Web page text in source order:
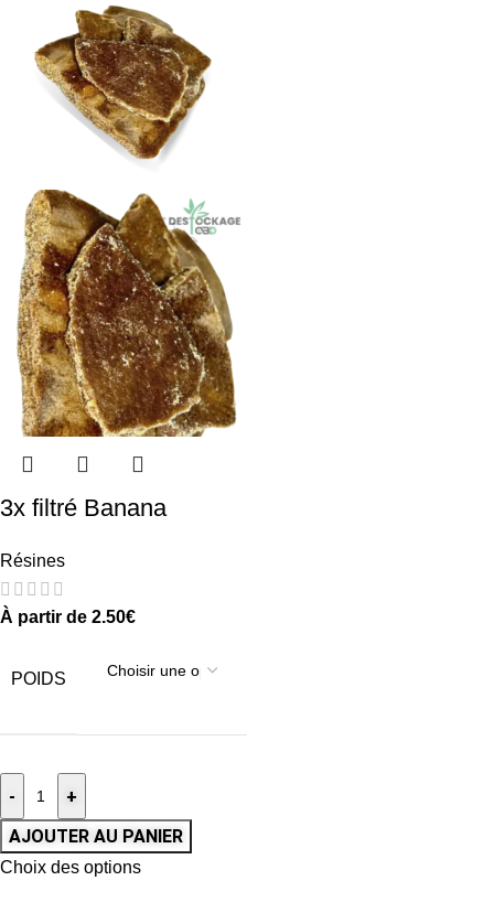
3x filtré Banana
Résines
À partir de 2.50€
POIDS
-
+
AJOUTER AU PANIER
Choix des options